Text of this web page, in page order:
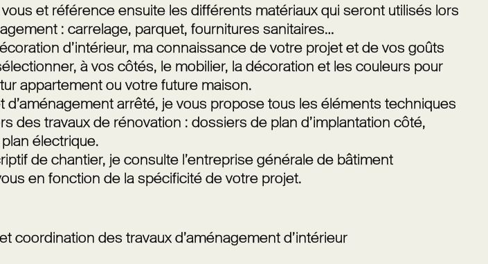
et référence ensuite les différents matériaux qui seront utilisés lors
: carrelage, parquet, fournitures sanitaires…
d’intérieur, ma connaissance de votre projet et de vos goûts
à vos côtés, le mobilier, la décoration et les couleurs pour
appartement ou votre future maison.
d’aménagement arrêté, je vous propose tous les éléments techniques
des travaux de rénovation : dossiers de plan d’implantation côté,
électrique.
de chantier, je consulte l’entreprise générale de bâtiment
en fonction de la spécificité de votre projet.
coordination des travaux d’aménagement d’intérieur